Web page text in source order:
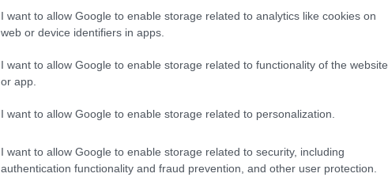
I want to allow Google to enable storage related to analytics like cookies on
web or device identifiers in apps.
I want to allow Google to enable storage related to functionality of the website
or app.
I want to allow Google to enable storage related to personalization.
I want to allow Google to enable storage related to security, including
authentication functionality and fraud prevention, and other user protection.